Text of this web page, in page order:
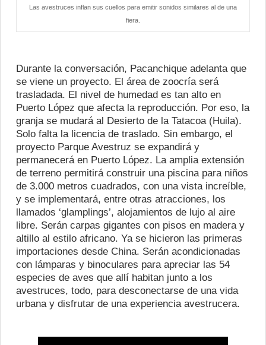
Las avestruces inflan sus cuellos para emitir sonidos similares al de una
fiera.
Durante la conversación, Pacanchique adelanta que
se viene un proyecto. El área de zoocría será
trasladada. El nivel de humedad es tan alto en
Puerto López que afecta la reproducción. Por eso, la
granja se mudará al Desierto de la Tatacoa (Huila).
Solo falta la licencia de traslado. Sin embargo, el
proyecto Parque Avestruz se expandirá y
permanecerá en Puerto López. La amplia extensión
de terreno permitirá construir una piscina para niños
de 3.000 metros cuadrados, con una vista increíble,
y se implementará, entre otras atracciones, los
llamados ‘glamplings’, alojamientos de lujo al aire
libre. Serán carpas gigantes con pisos en madera y
altillo al estilo africano. Ya se hicieron las primeras
importaciones desde China. Serán acondicionadas
con lámparas y binoculares para apreciar las 54
especies de aves que allí habitan junto a los
avestruces, todo, para desconectarse de una vida
urbana y disfrutar de una experiencia avestrucera.